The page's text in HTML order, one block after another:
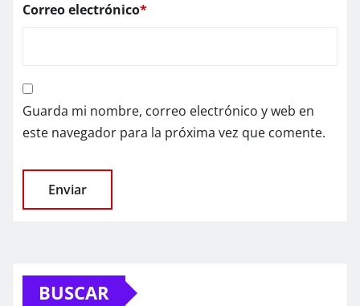
Correo electrónico*
Guarda mi nombre, correo electrónico y web en
este navegador para la próxima vez que comente.
BUSCAR